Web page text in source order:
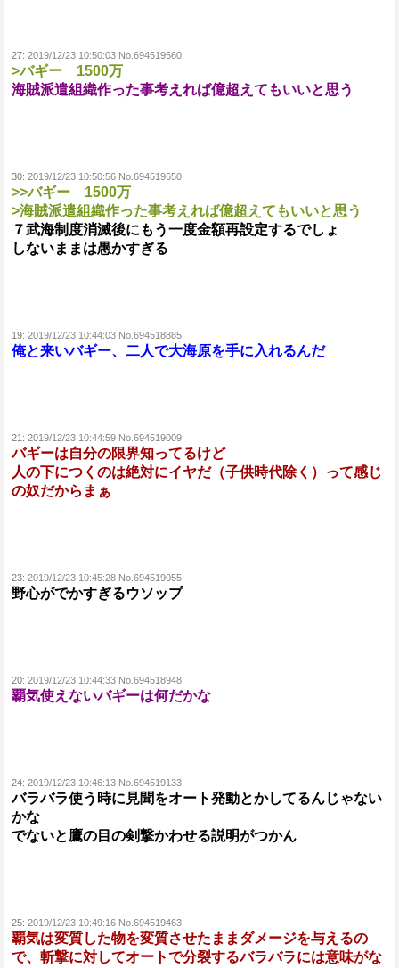
27: 2019/12/23 10:50:03 No.694519560
>バギー 1500万
海賊派遣組織作った事考えれば億超えてもいいと思う
30: 2019/12/23 10:50:56 No.694519650
>>バギー 1500万
>海賊派遣組織作った事考えれば億超えてもいいと思う
７武海制度消滅後にもう一度金額再設定するでしょ
しないままは愚かすぎる
19: 2019/12/23 10:44:03 No.694518885
俺と来いバギー、二人で大海原を手に入れるんだ
21: 2019/12/23 10:44:59 No.694519009
バギーは自分の限界知ってるけど
人の下につくのは絶対にイヤだ（子供時代除く）って感じ
の奴だからまぁ
23: 2019/12/23 10:45:28 No.694519055
野心がでかすぎるウソップ
20: 2019/12/23 10:44:33 No.694518948
覇気使えないバギーは何だかな
24: 2019/12/23 10:46:13 No.694519133
バラバラ使う時に見聞をオート発動とかしてるんじゃない
かな
でないと鷹の目の剣撃かわせる説明がつかん
25: 2019/12/23 10:49:16 No.694519463
覇気は変質した物を変質させたままダメージを与えるの
で、斬撃に対してオートで分裂するバラバラには意味がな